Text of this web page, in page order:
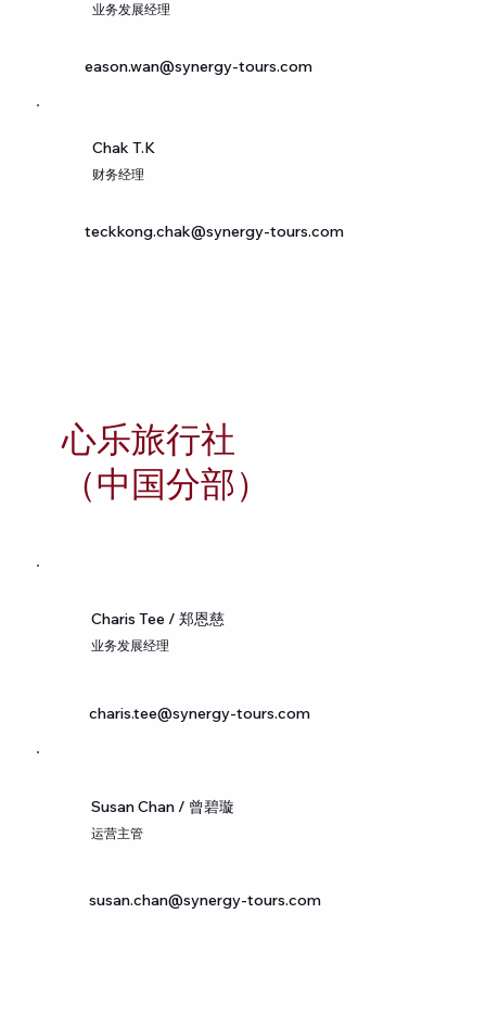
consistent tone and voice throughout the website to
业务发展经理
eason.wan@synergy-tours.com
Chak T.K
财务经理
teckkong.chak@synergy-tours.com
心乐旅行社
（中国分部）
Charis Tee / 郑恩慈
业务发展经理
charis.tee@synergy-tours.com
Susan Chan / 曾碧璇
运营主管
susan.chan@synergy-tours.com